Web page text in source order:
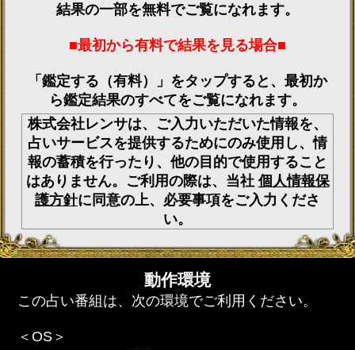
結果の一部を無料でご覧になれます。
■最初から有料で結果を見る場合■
「鑑定する（有料）」をタップすると、最初か
ら鑑定結果のすべてをご覧になれます。
株式会社レンサは、ご入力いただいた情報を、
占いサービスを提供するためにのみ使用し、情
報の蓄積を行ったり、他の目的で使用すること
はありません。ご利用の際は、当社 個人情報保
護方針に同意の上、必要事項をご入力くださ
い。
動作環境
この占い番組は、次の環境でご利用ください。
＜OS＞